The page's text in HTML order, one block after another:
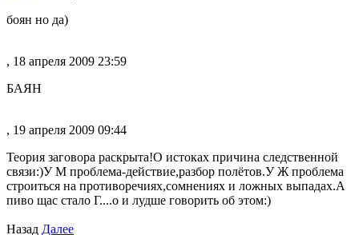
боян но да)
, 18 апреля 2009 23:59
БАЯН
, 19 апреля 2009 09:44
Теория заговора раскрыта!О истоках причина следственной
связи:)У М проблема-действие,разбор полётов.У Ж проблема
строиться на противоречиях,сомнениях и ложных выпадах.А
пиво щас стало Г....о и лудше говорить об этом:)
Назад Далее